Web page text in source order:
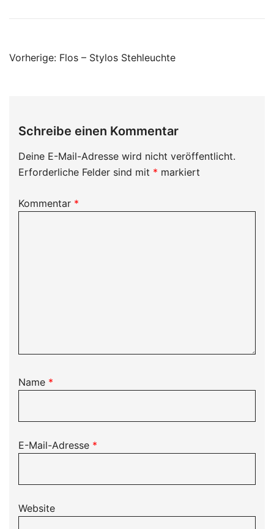
Beitragsnavigation
Vorherige: Flos – Stylos Stehleuchte
Schreibe einen Kommentar
Deine E-Mail-Adresse wird nicht veröffentlicht.
Erforderliche Felder sind mit * markiert
Kommentar *
Name *
E-Mail-Adresse *
Website